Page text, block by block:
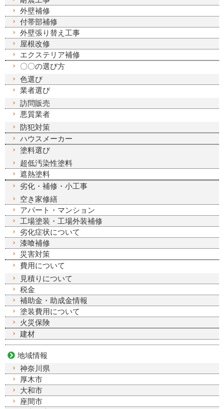
外壁補修
付帯部補修
外壁張り替え工事
屋根改修
エクステリア補修
〇〇の選び方
色選び
業者選び
訪問販売
悪質業者
防犯対策
ハウスメーカー
塗料選び
超低汚染性塗料
遮熱塗料
劣化・補修・小工事
空き家修繕
アパート・マンション
工場塗装・工場外装補修
劣化症状について
漆喰補修
災害対策
費用について
見積りについて
税金
補助金・助成金情報
塗装費用について
火災保険
建材
地域情報
神奈川県
厚木市
大和市
座間市